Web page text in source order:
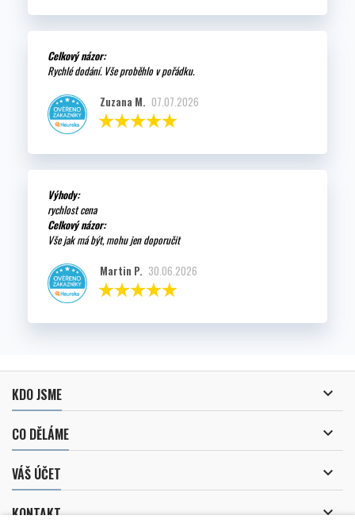
Celkový názor:
Rychlé dodání. Vše proběhlo v pořádku.
Zuzana M. 07.07.2026
Výhody:
rychlost cena
Celkový názor:
Vše jak má být, mohu jen doporučit
Martin P. 30.06.2026
KDO JSME 
CO DĚLÁME 
VÁŠ ÚČET 
KONTAKT 